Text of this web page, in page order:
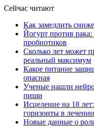
Сейчас читают
Как замедлить
Йогурт против рака:
пробиотиков
Сколько лет может
реальный максимум
Какое питание
опасная
Ученые нашли
пищи
Исцеление на 18
горизонты в
Новые данные о